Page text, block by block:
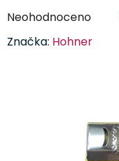
Průměrné
produktu
Neohodnoceno
Značka: Hohner